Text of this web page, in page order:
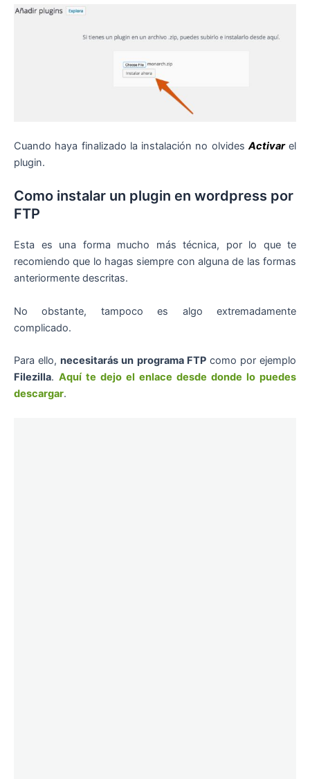
Cuando haya finalizado la instalación no olvidesActivarel
plugin.
Como instalar un plugin en wordpress por
FTP
Esta es una forma mucho más técnica, por lo que te
recomiendo que lo hagas siempre con alguna de las formas
anteriormente descritas.
No obstante, tampoco es algo extremadamente
complicado.
Para ello,necesitarás un programa FTPcomo por ejemplo
Filezilla. Aquí te dejo el enlace desde donde lo puedes
descargar.